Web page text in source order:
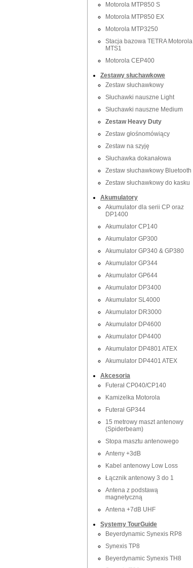
Motorola MTP850 S
Motorola MTP850 EX
Motorola MTP3250
Stacja bazowa TETRA Motorola
MTS1
Motorola CEP400
Zestawy słuchawkowe
Zestaw słuchawkowy
Słuchawki nauszne Light
Słuchawki nauszne Medium
Zestaw Heavy Duty
Zestaw głośnomówiący
Zestaw na szyję
Słuchawka dokanałowa
Zestaw słuchawkowy Bluetooth
Zestaw słuchawkowy do kasku
Akumulatory
Akumulator dla serii CP oraz
DP1400
Akumulator CP140
Akumulator GP300
Akumulator GP340 & GP380
Akumulator GP344
Akumulator GP644
Akumulator DP3400
Akumulator SL4000
Akumulator DR3000
Akumulator DP4600
Akumulator DP4400
Akumulator DP4801 ATEX
Akumulator DP4401 ATEX
Akcesoria
Futerał CP040/CP140
Kamizelka Motorola
Futerał GP344
15 metrowy maszt antenowy
(Spiderbeam)
Stopa masztu antenowego
Anteny +3dB
Kabel antenowy Low Loss
Łącznik antenowy 3 do 1
Antena z podstawą
magnetyczną
Antena +7dB UHF
Systemy TourGuide
Beyerdynamic Synexis RP8
Synexis TP8
Beyerdynamic Synexis TH8